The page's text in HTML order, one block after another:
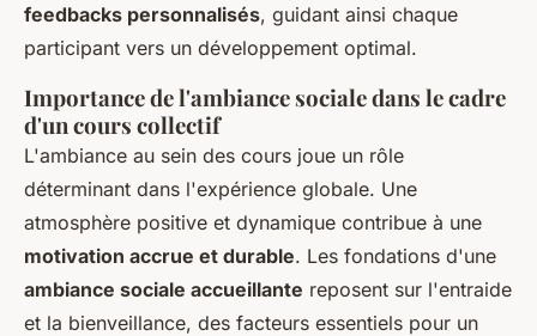
feedbacks personnalisés, guidant ainsi chaque
participant vers un développement optimal.
Importance de l'ambiance sociale dans le cadre
d'un cours collectif
L'ambiance au sein des cours joue un rôle
déterminant dans l'expérience globale. Une
atmosphère positive et dynamique contribue à une
motivation accrue et durable. Les fondations d'une
ambiance sociale accueillante reposent sur l'entraide
et la bienveillance, des facteurs essentiels pour un